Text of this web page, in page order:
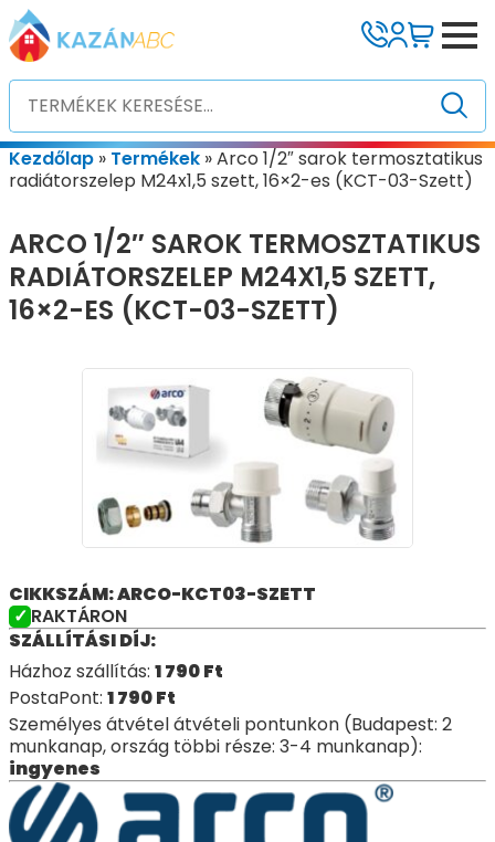
Kezdőlap » Termékek »Arco 1/2″ sarok termosztatikus
radiátorszelep M24x1,5 szett, 16×2-es (KCT-03-Szett)
ARCO 1/2″ SAROK TERMOSZTATIKUS
RADIÁTORSZELEP M24X1,5 SZETT,
16×2-ES (KCT-03-SZETT)
CIKKSZÁM: ARCO-KCT03-SZETT
RAKTÁRON
SZÁLLÍTÁSI DÍJ:
Házhoz szállítás: 1 790Ft
PostaPont: 1 790Ft
Személyes átvétel átvételi pontunkon (Budapest: 2
munkanap, ország többi része: 3-4 munkanap):
ingyenes